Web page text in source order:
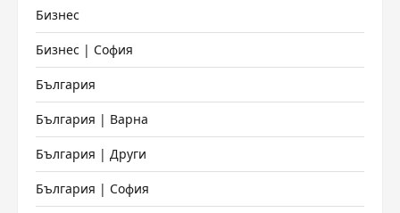
Бизнес
Бизнес | София
България
България | Варна
България | Други
България | София